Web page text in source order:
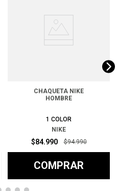
CHAQUETA NIKE
HOMBRE
1 COLOR
NIKE
$84.990 $94.990
COMPRAR